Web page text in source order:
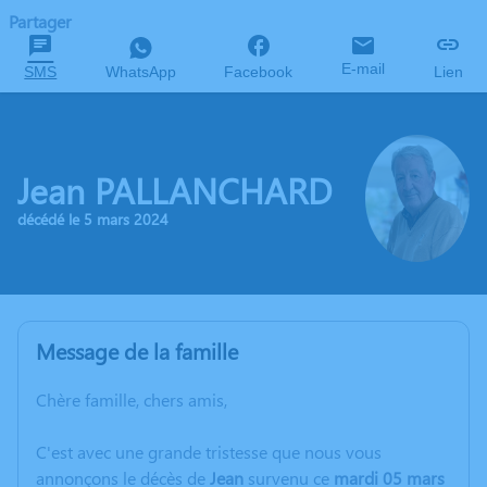
Partager
SMS WhatsApp Facebook E-mail Lien
Jean PALLANCHARD
décédé le 5 mars 2024
Message de la famille
Chère famille, chers amis,
C'est avec une grande tristesse que nous vous
annonçons le décès deJean survenu ce mardi 05 mars